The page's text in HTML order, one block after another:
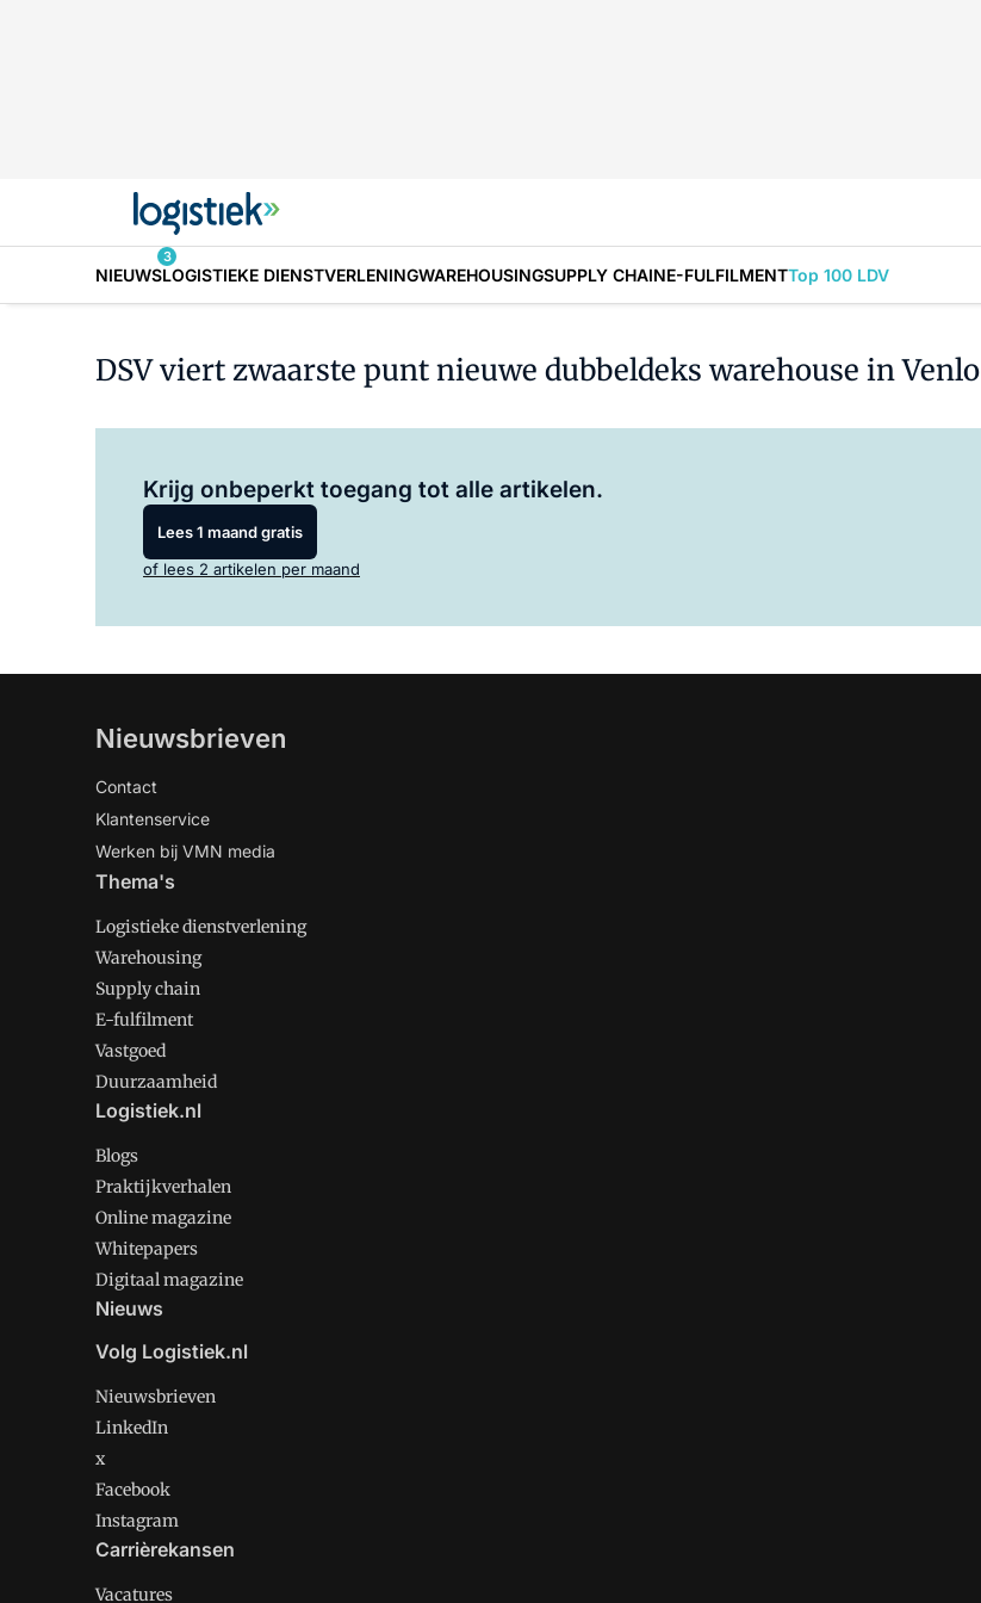
NIEUWS
3
LOGISTIEKE DIENSTVERLENINGWAREHOUSINGSUPPLY CHAINE-FULFILMENTTop 100 LDV
DSV viert zwaarste punt nieuwe dubbeldeks warehouse in Venlo
Krijg onbeperkt toegang tot alle artikelen.
Lees 1 maand gratis
of lees 2 artikelen per maand
Nieuwsbrieven
Contact
Klantenservice
Werken bij VMN media
Thema's
Logistieke dienstverlening
Warehousing
Supply chain
E-fulfilment
Vastgoed
Duurzaamheid
Logistiek.nl
Blogs
Praktijkverhalen
Online magazine
Whitepapers
Digitaal magazine
Nieuws
Volg Logistiek.nl
Nieuwsbrieven
LinkedIn
x
Facebook
Instagram
Carrièrekansen
Vacatures